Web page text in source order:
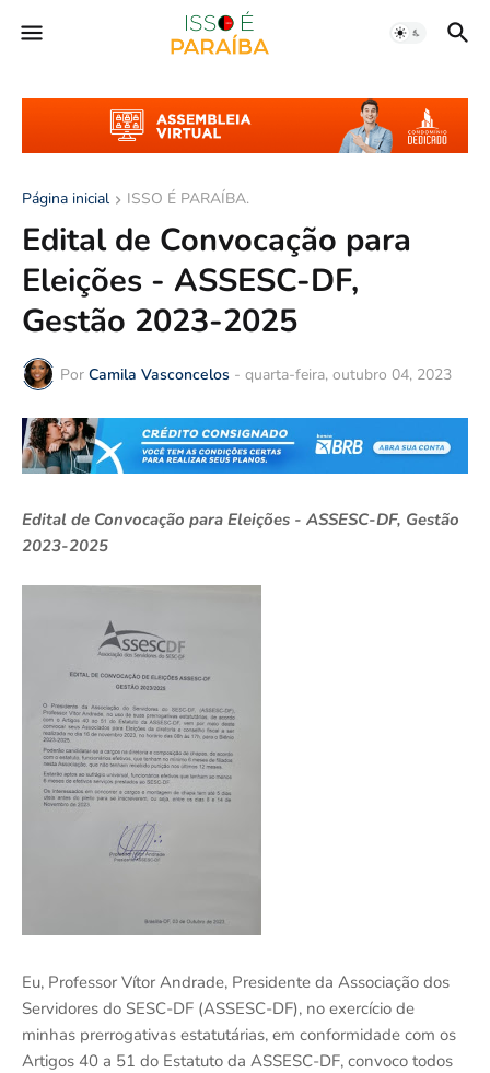
Página inicial ISSO É PARAÍBA.
Edital de Convocação para
Eleições - ASSESC-DF,
Gestão 2023-2025
Por Camila Vasconcelos - quarta-feira, outubro 04, 2023
Edital de Convocação para Eleições - ASSESC-DF, Gestão
2023-2025
Eu, Professor Vítor Andrade, Presidente da Associação dos
Servidores do SESC-DF (ASSESC-DF), no exercício de
minhas prerrogativas estatutárias, em conformidade com os
Artigos 40 a 51 do Estatuto da ASSESC-DF, convoco todos